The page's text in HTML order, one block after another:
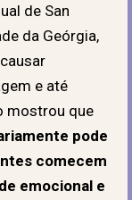
de San
da Geórgia,
e até
mostrou que
pode
comecem
emocional e